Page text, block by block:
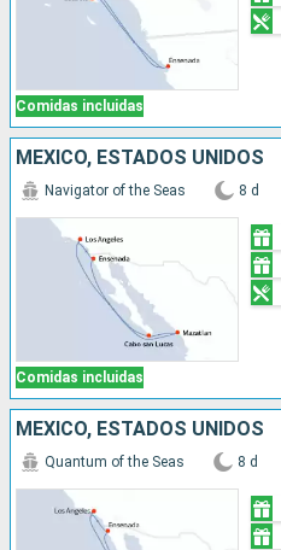
Comidas incluidas
MÉXICO, ESTADOS UNIDOS
Comidas incluidas
Navigator of the Seas 8 d
MÉXICO, ESTADOS UNIDOS
Quantum of the Seas 8 d